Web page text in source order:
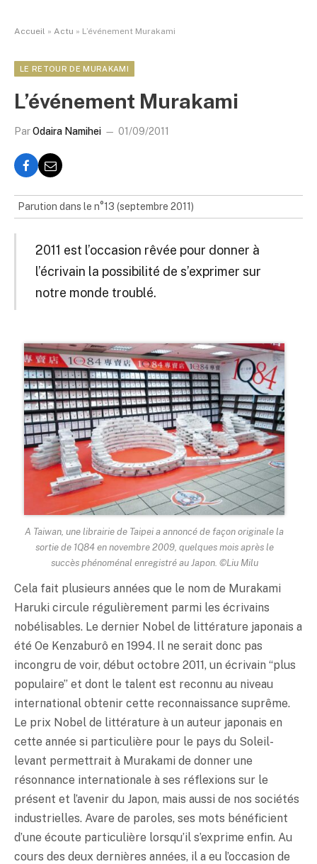
Accueil » Actu » L’événement Murakami
LE RETOUR DE MURAKAMI
L’événement Murakami
ParOdaira Namihei 01/09/2011
Parution dans le n°13 (septembre 2011)
2011 est l’occasion rêvée pour donner à
l’écrivain la possibilité de s’exprimer sur
notre monde troublé.
A Taiwan, une librairie de Taipei a annoncé de façon originale la
sortie de 1Q84 en novembre 2009, quelques mois après le
succès phénoménal enregistré au Japon. ©Liu Milu
Cela fait plusieurs années que le nom de Murakami
Haruki circule régulièrement parmi les écrivains
nobélisables. Le dernier Nobel de littérature japonais a
été Oe Kenzaburô en 1994. Il ne serait donc pas
incongru de voir, début octobre 2011, un écrivain “plus
populaire” et dont le talent est reconnu au niveau
international obtenir cette reconnaissance suprême.
Le prix Nobel de littérature à un auteur japonais en
cette année si particulière pour le pays du Soleil-
levant permettrait à Murakami de donner une
résonnance internationale à ses réflexions sur le
présent et l’avenir du Japon, mais aussi de nos sociétés
industrielles. Avare de paroles, ses mots bénéficient
d’une écoute particulière lorsqu’il s’exprime enfin. Au
cours des deux dernières années, il a eu l’occasion de